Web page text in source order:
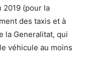
2019 (pour la
des taxis et à
la Generalitat, qui
véhicule au moins